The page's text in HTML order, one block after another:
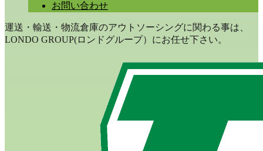
お問い合わせ
運送・輸送・物流倉庫のアウトソーシングに関わる事は、
LONDO GROUP(ロンドグループ）にお任せ下さい。